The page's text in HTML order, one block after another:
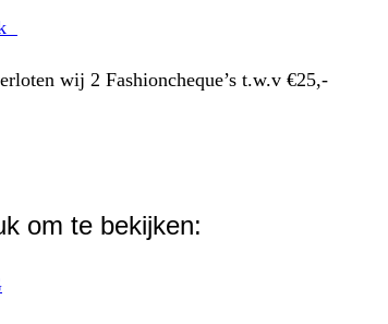
wij 2 Fashioncheque’s t.w.v €25,-
om te bekijken: